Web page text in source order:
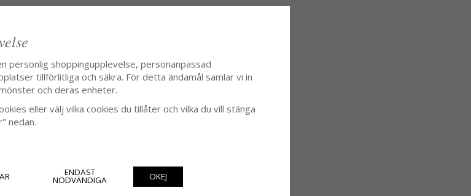
personlig shoppingupplevelse, personanpassad
tillförlitliga och säkra. För detta ändamål samlar vi in
och deras enheter.
eller välj vilka cookies du tillåter och vilka du vill stänga
nedan.
ENDAST
NÖDVÄNDIGA OKEJ